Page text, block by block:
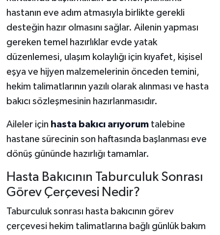
hastanın eve adım atmasıyla birlikte gerekli
desteğin hazır olmasını sağlar. Ailenin yapması
gereken temel hazırlıklar evde yatak
düzenlemesi, ulaşım kolaylığı için kıyafet, kişisel
eşya ve hijyen malzemelerinin önceden temini,
hekim talimatlarının yazılı olarak alınması ve hasta
bakıcı sözleşmesinin hazırlanmasıdır.
Aileler için hasta bakıcı arıyorumtalebine
hastane sürecinin son haftasında başlanması eve
dönüş gününde hazırlığı tamamlar.
Hasta Bakıcının Taburculuk Sonrası
Görev Çerçevesi Nedir?
Taburculuk sonrası hasta bakıcının görev
çerçevesi hekim talimatlarına bağlı günlük bakım